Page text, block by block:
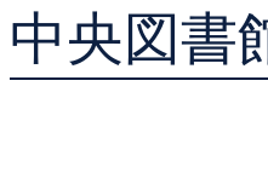
中央図書